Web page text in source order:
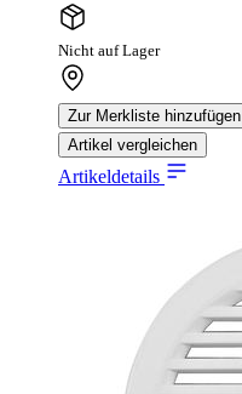
Nicht auf Lager
Zur Merkliste hinzufügen
Artikel vergleichen
Artikeldetails